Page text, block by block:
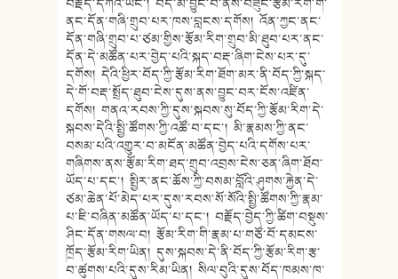
ནང་དོན་གཞི་གྲུབ་པར་ཁས་བླངས་དགོས། འོན་ཀྱང་ནང་
དོན་གཞི་གྲུབ་པ་ཙམ་གྱིས་རྩོམ་རིག་གྲུབ་མི་ཐུབ་པར་ནང་
དོན་དེ་མཚོན་པར་བྱེད་པའི་སྐད་བརྡ་ཞིག་ངེས་པར་དུ་
དགོས། དེའི་ཕྱིར་བོད་ཀྱི་རྩོམ་རིག་ཐོག་མར་ནི་བོད་ཀྱི་སྐད་
དེ་གོ་བརྡ་སྤྲོད་ཐུབ་ངེས་དུས་ནས་བྱུང་བར་ངོས་འཛིན་
དགོས། གནའ་རབས་ཀྱི་དུས་སྐབས་སུ་བོད་ཀྱི་རྩོམ་རིག་དེ་
སྐབས་དེའི་སྤྱི་ཚོགས་ཀྱི་འཚོ་བ་དང་། མི་རྣམས་ཀྱི་ནང་
བསམ་པའི་འགྱུར་བ་མངོན་མཚོན་བྱེད་པའི་དགོས་པར་
གཞིགས་ནས་རྩོམ་རིག་ཐད་གྲུབ་འབྲས་ངེས་ཅན་ཞིག་ཐོབ་
ཡོད་པ་དང་། སྤྱིར་ནང་ཆོས་ཀྱི་བསམ་བློའི་ཤུགས་རྐྱེན་དེ་
ཙམ་ཆེན་པོ་མེད་པར་དུས་རབས་སོ་སོའི་སྤྱི་ཚོགས་ཀྱི་རྣམ་
པ་ཇི་བཞིན་མཚོན་ཡོད་པ་དང་། བརྗོད་བྱེད་ཀྱི་ཚིག་བསྡུས་
ཤིང་དོན་གསལ་བ། རྩོམ་རིག་གི་རྣམ་པ་གཙོ་བོ་དམངས་
ཁྲོད་རྩོམ་རིག་ཡིན། དུས་སྐབས་དེ་ནི་བོད་ཀྱི་རྩོམ་རིག་རྩ་
བ་ཚུགས་པའི་དུས་རིམ་ཡིན། སིལ་བུའི་དུས་བོད་ཁམས་ཁ་